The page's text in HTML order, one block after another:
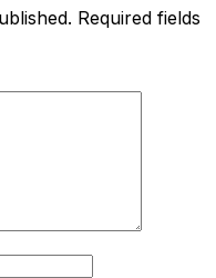
Required fields